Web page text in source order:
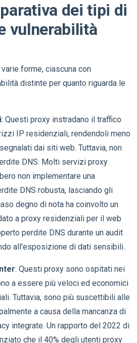
dei tipi di
vulnerabilità
forme, ciascuna con
distinte per quanto riguarda le
: Questi proxy instradano il traffico
IP residenziali, rendendoli meno
dai siti web. Tuttavia, non
DNS. Molti servizi proxy
non implementare una
DNS robusta, lasciando gli
degno di nota ha coinvolto un
a proxy residenziali per il web
perdite DNS durante un audit
all'esposizione di dati sensibili.
: Questi proxy sono ospitati nei
a essere più veloci ed economici
Tuttavia, sono più suscettibili alle
a causa della mancanza di
integrate. Un rapporto del 2022 di
che il 40% degli utenti proxy